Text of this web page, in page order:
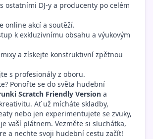
ostatními DJ-y a producenty po celém
online akcí a soutěží.
k exkluzivnímu obsahu a výukovým
a získejte konstruktivní zpětnou
s profesionály z oboru.
Ponořte se do světa hudební
Scratch Friendly Version a
Ať už mícháte skladby,
nebo jen experimentujete se zvuky,
vaší plátnem. Vezměte si sluchátka,
a nechte svoji hudební cestu začít!